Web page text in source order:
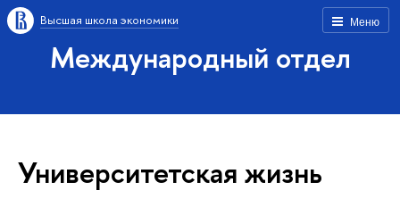
Меню
Высшая школа экономики
Международный отдел
Университетская жизнь